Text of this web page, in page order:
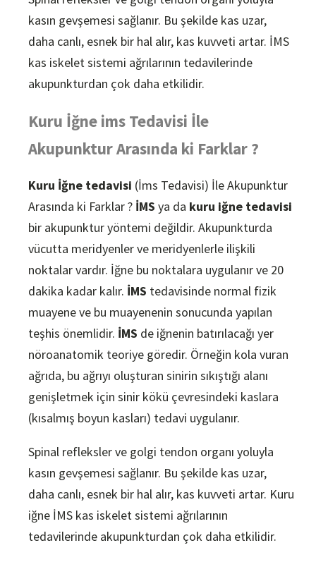
kasın gevşemesi sağlanır. Bu şekilde kas uzar,
daha canlı, esnek bir hal alır, kas kuvveti artar. İMS
kas iskelet sistemi ağrılarının tedavilerinde
akupunkturdan çok daha etkilidir.
Kuru İğne ims Tedavisi İle
Akupunktur Arasında ki Farklar ?
Kuru İğne tedavisi (İms Tedavisi) İle Akupunktur
Arasında ki Farklar ? İMS ya da kuru iğne tedavisi
bir akupunktur yöntemi değildir. Akupunkturda
vücutta meridyenler ve meridyenlerle ilişkili
noktalar vardır. İğne bu noktalara uygulanır ve 20
dakika kadar kalır. İMS tedavisinde normal fizik
muayene ve bu muayenenin sonucunda yapılan
teşhis önemlidir. İMS de iğnenin batırılacağı yer
nöroanatomik teoriye göredir. Örneğin kola vuran
ağrıda, bu ağrıyı oluşturan sinirin sıkıştığı alanı
genişletmek için sinir kökü çevresindeki kaslara
(kısalmış boyun kasları) tedavi uygulanır.
Spinal refleksler ve golgi tendon organı yoluyla
kasın gevşemesi sağlanır. Bu şekilde kas uzar,
daha canlı, esnek bir hal alır, kas kuvveti artar. Kuru
iğne İMS kas iskelet sistemi ağrılarının
tedavilerinde akupunkturdan çok daha etkilidir.